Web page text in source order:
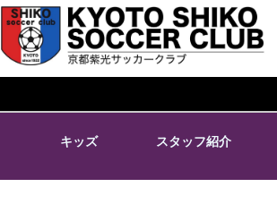
キッズ スタッフ紹介